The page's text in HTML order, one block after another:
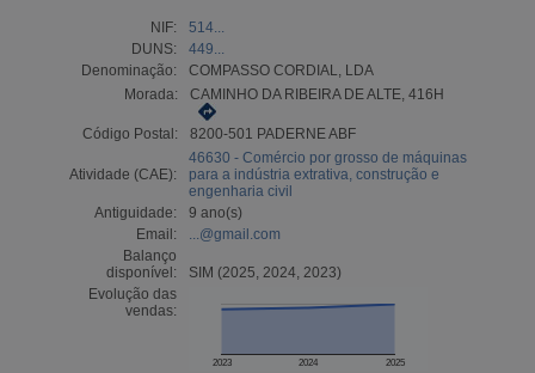
NIF:
514...
DUNS:
449...
Denominação:
COMPASSO CORDIAL, LDA
Morada:
CAMINHO DA RIBEIRA DE ALTE, 416H
Código Postal: 8200-501 PADERNE ABF
Atividade (CAE):
46630 - Comércio por grosso de máquinas
para a indústria extrativa, construção e
engenharia civil
Antiguidade:
9 ano(s)
Email:
...@gmail.com
Balanço
disponível:
SIM (2025, 2024, 2023)
Evolução das
vendas:
2023 2024 2025